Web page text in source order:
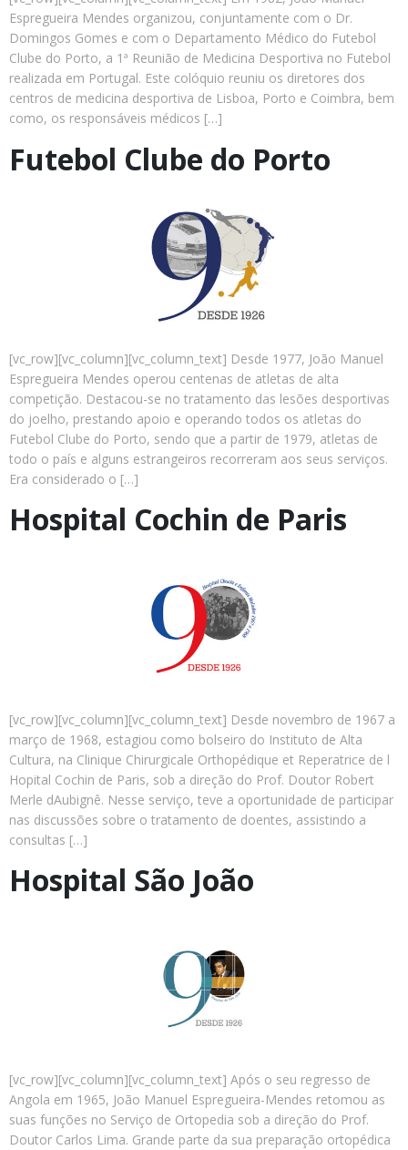
Espregueira Mendes organizou, conjuntamente com o Dr.
Domingos Gomes e com o Departamento Médico do Futebol
Clube do Porto, a 1ª Reunião de Medicina Desportiva no Futebol
realizada em Portugal. Este colóquio reuniu os diretores dos
centros de medicina desportiva de Lisboa, Porto e Coimbra, bem
como, os responsáveis médicos […]
Futebol Clube do Porto
[vc_row][vc_column][vc_column_text] Desde 1977, João Manuel
Espregueira Mendes operou centenas de atletas de alta
competição. Destacou-se no tratamento das lesões desportivas
do joelho, prestando apoio e operando todos os atletas do
Futebol Clube do Porto, sendo que a partir de 1979, atletas de
todo o país e alguns estrangeiros recorreram aos seus serviços.
Era considerado o […]
Hospital Cochin de Paris
[vc_row][vc_column][vc_column_text] Desde novembro de 1967 a
março de 1968, estagiou como bolseiro do Instituto de Alta
Cultura, na Clinique Chirurgicale Orthopédique et Reperatrice de l
Hopital Cochin de Paris, sob a direção do Prof. Doutor Robert
Merle dAubignê. Nesse serviço, teve a oportunidade de participar
nas discussões sobre o tratamento de doentes, assistindo a
consultas […]
Hospital São João
[vc_row][vc_column][vc_column_text] Após o seu regresso de
Angola em 1965, João Manuel Espregueira-Mendes retomou as
suas funções no Serviço de Ortopedia sob a direção do Prof.
Doutor Carlos Lima. Grande parte da sua preparação ortopédica